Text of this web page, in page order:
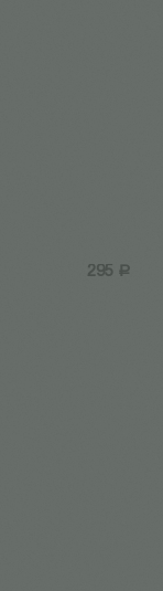
295 Р